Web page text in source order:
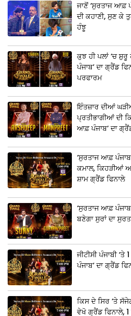
ਜਾਣੋਂ ‘ਸੁਰਤਾਜ ਆਫ਼
ਦੀ ਕਹਾਣੀ, ਸੁਣ ਕੇ
ਹੰਝੂ
ਕੁਝ ਹੀ ਪਲਾਂ ‘ਚ
ਪੰਜਾਬ’ ਦਾ ਗ੍ਰੈਂਡ
ਪਰਫਾਰਮ
ਇੰਤਜ਼ਾਰ ਦੀਆਂ
ਪ੍ਰਤੀਭਾਗੀਆਂ ਦੀ
ਆਫ਼ ਪੰਜਾਬ’ ਦਾ
‘ਸੁਰਤਾਜ ਆਫ਼
ਕਮਾਲ, ਕਿਹੜੀਆਂ
ਸ਼ਾਮ ਗ੍ਰੈਂਡ ਫਿਨਾਲੇ
‘ਸੁਰਤਾਜ ਆਫ਼
ਬਣੇਗਾ ਸੁਰਾਂ ਦਾ
ਜੀਟੀਸੀ ਪੰਜਾਬੀ
ਪੰਜਾਬ’ ਦਾ ਗ੍ਰੈਂਡ
ਕਿਸ ਦੇ ਸਿਰ ‘ਤੇ
ਵੇਖੋ ਗ੍ਰੈਂਡ ਫਿਨਾਲੇ, 1